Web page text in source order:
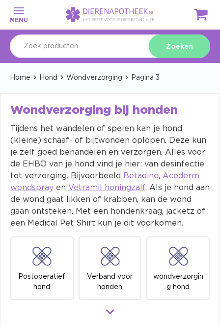
MENU
Zoeken
Home Hond Wondverzorging Pagina 3
Wondverzorging bij honden
Tijdens het wandelen of spelen kan je hond
(kleine) schaaf- of bijtwonden oplopen. Deze kun
je zelf goed behandelen en verzorgen. Alles voor
de EHBO van je hond vind je hier: van desinfectie
tot verzorging. Bijvoorbeeld
Betadine, Acederm
wondspray en Vetramil honingzalf. Als je hond aan
de wond gaat likken of krabben, kan de wond
gaan ontsteken. Met een hondenkraag, jacketz of
een Medical Pet Shirt kun je dit voorkomen.
Postoperatief
hond
Verband voor
honden
wondverzorgin
g hond